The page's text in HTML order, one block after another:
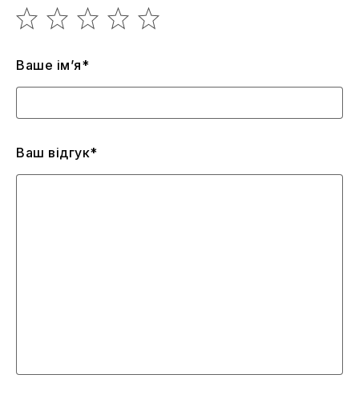
Ваше ім’я*
Ваш відгук*